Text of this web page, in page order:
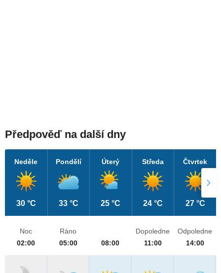
Předpověď na další dny
Neděle
30 °C
Pondělí
33 °C
Úterý
25 °C
Středa
24 °C
Čtvrtek
27 °C
Noc
02:00
Ráno
05:00
08:00
Dopoledne
11:00
Odpoledne
14:00